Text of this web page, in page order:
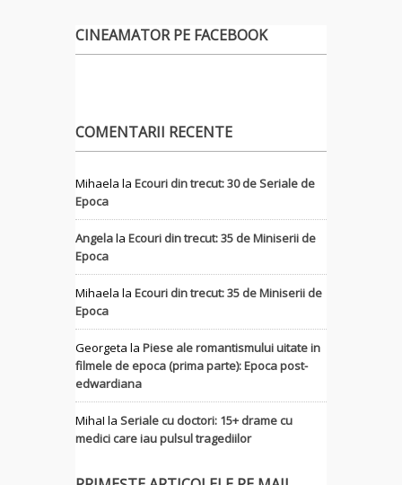
CINEAMATOR PE FACEBOOK
COMENTARII RECENTE
Mihaela la Ecouri din trecut: 30 de Seriale de
Epoca
Angelala Ecouri din trecut: 35 de Miniserii de
Epoca
Mihaela la Ecouri din trecut: 35 de Miniserii de
Epoca
Georgeta la Piese ale romantismului uitate in
filmele de epoca (prima parte): Epoca post-
edwardiana
MihaI la Seriale cu doctori: 15+ drame cu
medici care iau pulsul tragediilor